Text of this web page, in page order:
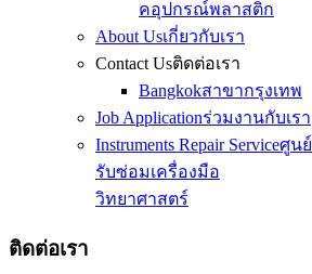
คอุปกรณ์พลาสติก
About Usเกี่ยวกับเรา
Contact Usติดต่อเรา
Bangkokสาขากรุงเทพ
Job Applicationร่วมงานกับเรา
Instruments Repair Serviceศูนย์
รับซ่อมเครื่องมือ
วิทยาศาสตร์
ติดต่อเรา